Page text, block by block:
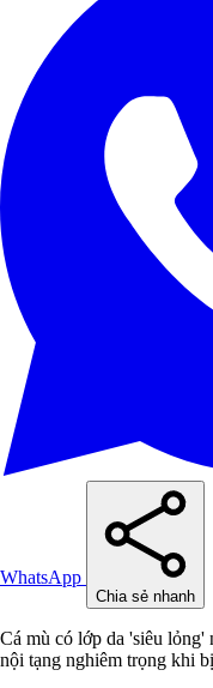
WhatsApp
Chia sẻ nhanh
Cá mù có lớp da 'siêu
nội tạng nghiêm trọng khi